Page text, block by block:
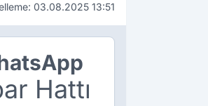
03.08.2025 13:51
Hattı